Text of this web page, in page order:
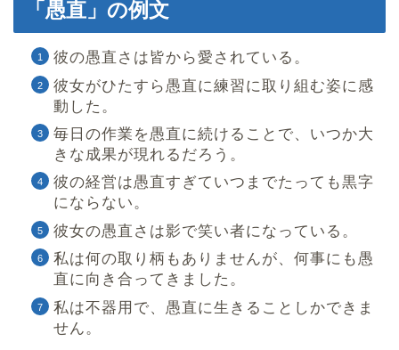
「愚直」の例文
彼の愚直さは皆から愛されている。
彼女がひたすら愚直に練習に取り組む姿に感
動した。
毎日の作業を愚直に続けることで、いつか大
きな成果が現れるだろう。
彼の経営は愚直すぎていつまでたっても黒字
にならない。
彼女の愚直さは影で笑い者になっている。
私は何の取り柄もありませんが、何事にも愚
直に向き合ってきました。
私は不器用で、愚直に生きることしかできま
せん。